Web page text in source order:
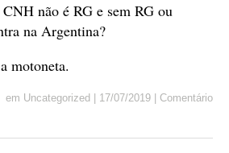
não é RG e sem RG ou
na Argentina?
motoneta.
em Uncategorized 17/07/2019 Comentário